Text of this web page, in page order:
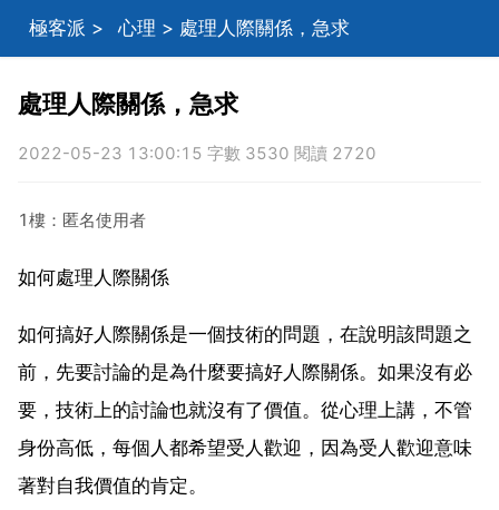
極客派 > 心理 > 處理人際關係，急求
處理人際關係，急求
2022-05-23 13:00:15 字數 3530 閱讀 2720
1樓：匿名使用者
如何處理人際關係
如何搞好人際關係是一個技術的問題，在說明該問題之
前，先要討論的是為什麼要搞好人際關係。如果沒有必
要，技術上的討論也就沒有了價值。從心理上講，不管
身份高低，每個人都希望受人歡迎，因為受人歡迎意味
著對自我價值的肯定。